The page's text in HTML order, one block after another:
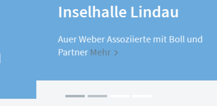
Inselhalle Lindau
Auer Weber Assoziierte mit Boll und
Mehr